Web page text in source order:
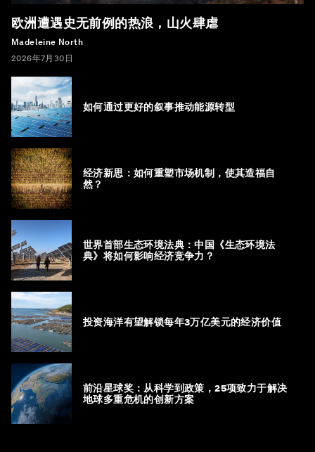
欧洲遭遇史无前例的热浪，山火肆虐
Madeleine North
2026年7月30日
如何通过更好的叙事推动能源转型
经济新思：如何重塑市场机制，使其造福自
然？
世界首部生态环境法典：中国《生态环境法
典》将如何影响经济竞争力？
投资海洋有望解锁每年3万亿美元的经济价值
前沿星球奖：从科学到政策，25项致力于解决
地球多重危机的创新方案